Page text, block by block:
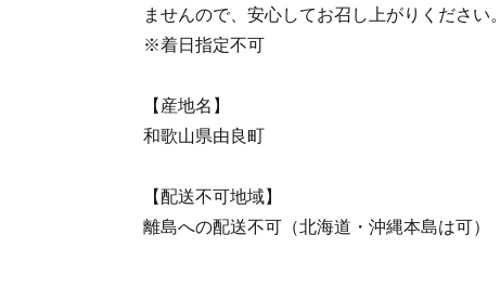
ませんので、安心してお召し上がりください。
※着日指定不可
【産地名】
和歌山県由良町
【配送不可地域】
離島への配送不可（北海道・沖縄本島は可）